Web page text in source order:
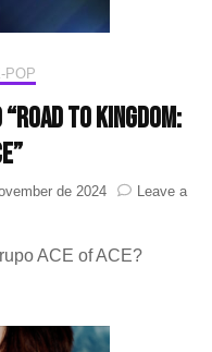
POP
to Kingdom:
de 2024
Leave a
reveladoACE of ACE?